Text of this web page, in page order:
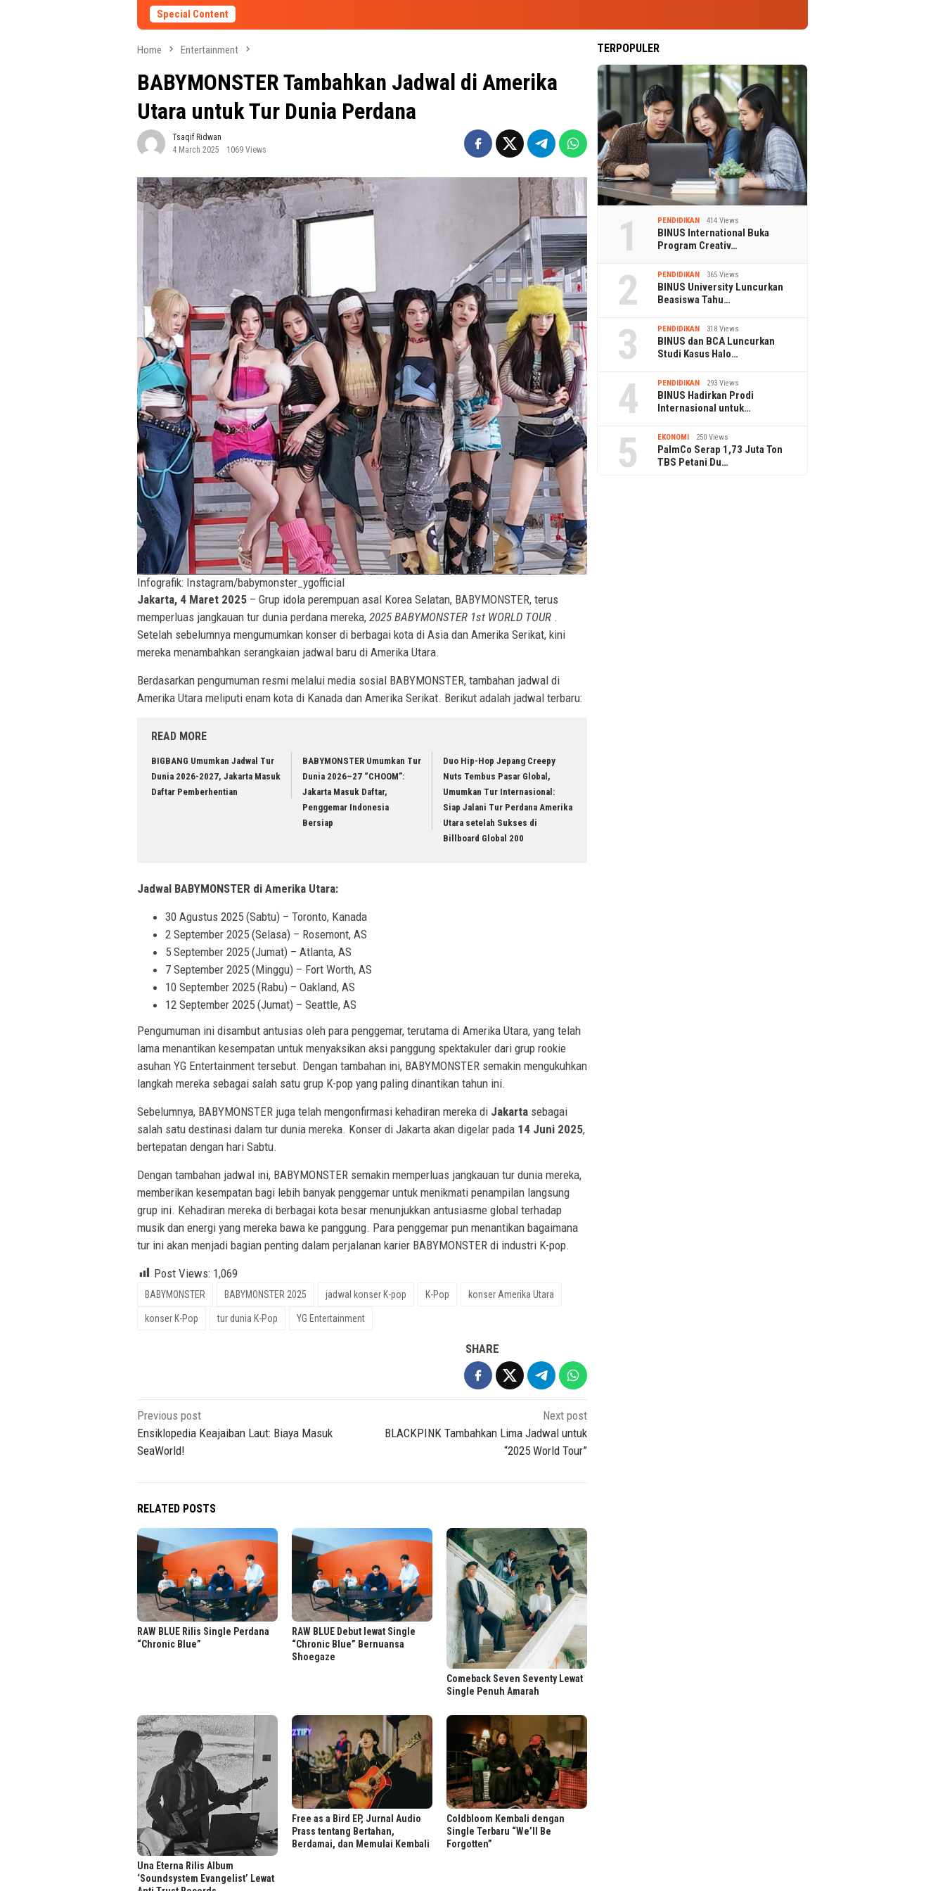
Special Content
Home Entertainment
BABYMONSTER Tambahkan Jadwal di Amerika
Utara untuk Tur Dunia Perdana
Tsaqif Ridwan
4 March 2025
1069 Views
Infografik: Instagram/babymonster_ygofficial
Jakarta, 4 Maret 2025 – Grup idola perempuan asal Korea Selatan, BABYMONSTER, terus
memperluas jangkauan tur dunia perdana mereka, 2025 BABYMONSTER 1st WORLD TOUR .
Setelah sebelumnya mengumumkan konser di berbagai kota di Asia dan Amerika Serikat, kini
mereka menambahkan serangkaian jadwal baru di Amerika Utara.
Berdasarkan pengumuman resmi melalui media sosial BABYMONSTER, tambahan jadwal di
Amerika Utara meliputi enam kota di Kanada dan Amerika Serikat. Berikut adalah jadwal terbaru:
READ MORE
BIGBANG Umumkan Jadwal Tur
Dunia 2026-2027, Jakarta Masuk
Daftar Pemberhentian
BABYMONSTER Umumkan Tur
Dunia 2026–27 “CHOOM”:
Jakarta Masuk Daftar,
Penggemar Indonesia
Bersiap
Duo Hip-Hop Jepang Creepy
Nuts Tembus Pasar Global,
Umumkan Tur Internasional:
Siap Jalani Tur Perdana Amerika
Utara setelah Sukses di
Billboard Global 200
Jadwal BABYMONSTER di Amerika Utara:
30 Agustus 2025 (Sabtu) – Toronto, Kanada
2 September 2025 (Selasa) – Rosemont, AS
5 September 2025 (Jumat) – Atlanta, AS
7 September 2025 (Minggu) – Fort Worth, AS
10 September 2025 (Rabu) – Oakland, AS
12 September 2025 (Jumat) – Seattle, AS
Pengumuman ini disambut antusias oleh para penggemar, terutama di Amerika Utara, yang telah
lama menantikan kesempatan untuk menyaksikan aksi panggung spektakuler dari grup rookie
asuhan YG Entertainment tersebut. Dengan tambahan ini, BABYMONSTER semakin mengukuhkan
langkah mereka sebagai salah satu grup K-pop yang paling dinantikan tahun ini.
Sebelumnya, BABYMONSTER juga telah mengonfirmasi kehadiran mereka di Jakarta sebagai
salah satu destinasi dalam tur dunia mereka. Konser di Jakarta akan digelar pada 14 Juni 2025,
bertepatan dengan hari Sabtu.
Dengan tambahan jadwal ini, BABYMONSTER semakin memperluas jangkauan tur dunia mereka,
memberikan kesempatan bagi lebih banyak penggemar untuk menikmati penampilan langsung
grup ini. Kehadiran mereka di berbagai kota besar menunjukkan antusiasme global terhadap
musik dan energi yang mereka bawa ke panggung. Para penggemar pun menantikan bagaimana
tur ini akan menjadi bagian penting dalam perjalanan karier BABYMONSTER di industri K-pop.
Post Views: 1,069
BABYMONSTER BABYMONSTER 2025 jadwal konser K-pop K-Pop konser Amerika Utara
konser K-Pop tur dunia K-Pop YG Entertainment
SHARE
Post
navigation
Previous post
Ensiklopedia Keajaiban Laut: Biaya Masuk
SeaWorld!
Next post
BLACKPINK Tambahkan Lima Jadwal untuk
“2025 World Tour”
RELATED POSTS
RAW BLUE Rilis Single Perdana
“Chronic Blue”
RAW BLUE Debut lewat Single
“Chronic Blue” Bernuansa
Shoegaze
Comeback Seven Seventy Lewat
Single Penuh Amarah
Una Eterna Rilis Album
‘Soundsystem Evangelist’ Lewat
Free as a Bird EP, Jurnal Audio
Prass tentang Bertahan,
Berdamai, dan Memulai Kembali
Coldbloom Kembali dengan
Single Terbaru “We’ll Be
Forgotten”
TERPOPULER
1 PENDIDIKAN 414 Views
BINUS International Buka
Program Creativ…
2 PENDIDIKAN 365 Views
BINUS University Luncurkan
Beasiswa Tahu…
3 PENDIDIKAN 318 Views
BINUS dan BCA Luncurkan
Studi Kasus Halo…
4 PENDIDIKAN 293 Views
BINUS Hadirkan Prodi
Internasional untuk…
5 EKONOMI 250 Views
PalmCo Serap 1,73 Juta Ton
TBS Petani Du…